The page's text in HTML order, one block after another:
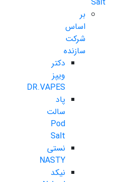
بر
اساس
شرکت
سازنده
دکتر
ویپز
DR.VAPES
پاد
سالت
Pod
Salt
نستی
NASTY
نیکد